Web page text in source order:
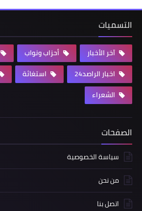
التسميات
آخر الأخبار أحزاب ونواب
اخبار الراصد24
استغاثة
الشعراء
الصفحات
سياسة الخصوصية
من نحن
اتصل بنا